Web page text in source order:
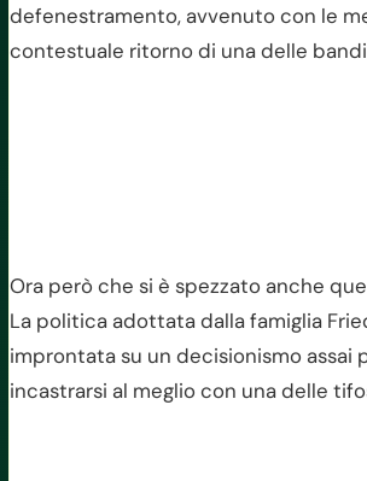
defenestramento, avvenuto con le
contestuale ritorno di una delle
Ora però che si è spezzato anche
La politica adottata dalla famiglia
improntata su un decisionismo assai
incastrarsi al meglio con una delle